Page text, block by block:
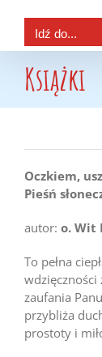
Idź do...
Książki
Oczkiem,
Pieśń
autor: o. Wit
To pełna
wdzięczności
zaufania
przybliża
prostoty i